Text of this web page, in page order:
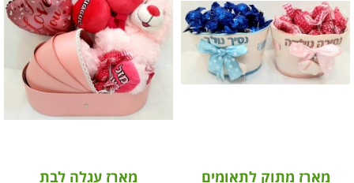
מארז מתוק לתאומים מארז עגלה לבת